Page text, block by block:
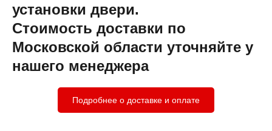
установки двери.
Стоимость доставки по
Московской области уточняйте у
нашего менеджера
Подробнее о доставке и оплате